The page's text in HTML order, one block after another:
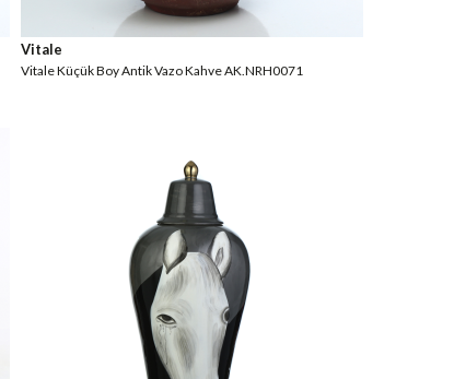
Vitale
Vitale Küçük Boy Antik Vazo Kahve AK.NRH0071